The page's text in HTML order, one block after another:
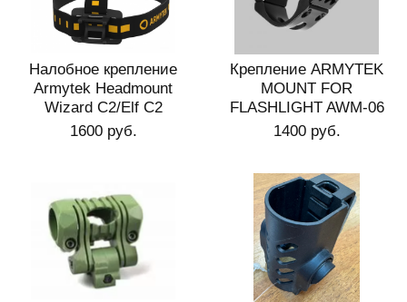
Налобное крепление
Armytek Headmount
Wizard C2/Elf С2
1600 руб.
Крепление ARMYTEK
MOUNT FOR
FLASHLIGHT AWM-06
1400 руб.